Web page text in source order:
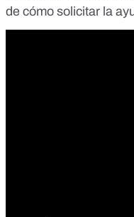
de cómo solicitar la